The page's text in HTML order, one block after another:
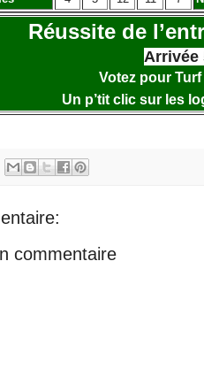
Réussite de
Arrivée
Votez pour
Un p’tit clic sur les
commentaire